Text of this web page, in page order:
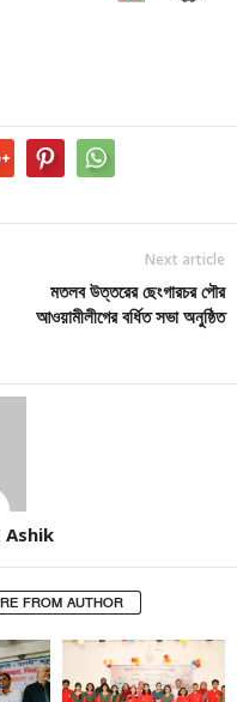
Next article
মতলব উত্তরের ছেংগারচর পৌর
আওয়ামীলীগের বর্ধিত সভা অনুষ্ঠিত
Ashik
FROM AUTHOR